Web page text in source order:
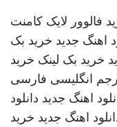
فالوور لایک کامنت
اهنگ جدید خرید بک
خرید بک لینک خرید
انگلیسی فارسی
اهنگ جدید دانلود
اهنگ جدید خرید